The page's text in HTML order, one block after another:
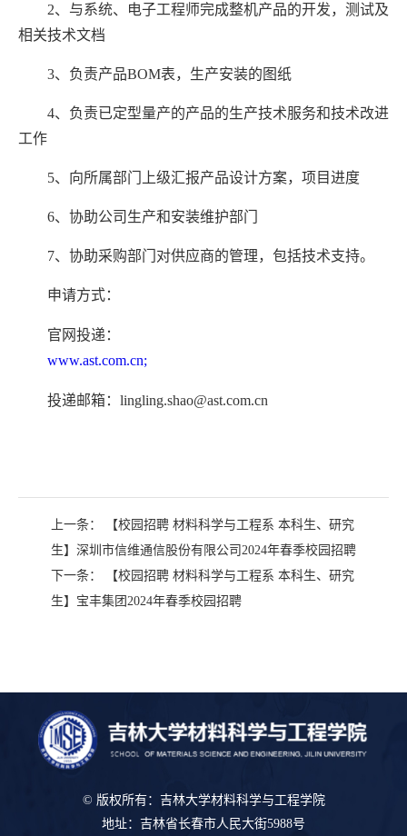
2、与系统、电子工程师完成整机产品的开发，测试及
相关技术文档
3、负责产品BOM表，生产安装的图纸
4、负责已定型量产的产品的生产技术服务和技术改进
工作
5、向所属部门上级汇报产品设计方案，项目进度
6、协助公司生产和安装维护部门
7、协助采购部门对供应商的管理，包括技术支持。
申请方式：
官网投递：
www.ast.com.cn;
投递邮箱：lingling.shao@ast.com.cn
上一条：
【校园招聘 材料科学与工程系 本科生、研究
生】深圳市信维通信股份有限公司2024年春季校园招聘
下一条：
【校园招聘 材料科学与工程系 本科生、研究
生】宝丰集团2024年春季校园招聘
© 版权所有：吉林大学材料科学与工程学院
地址：吉林省长春市人民大街5988号